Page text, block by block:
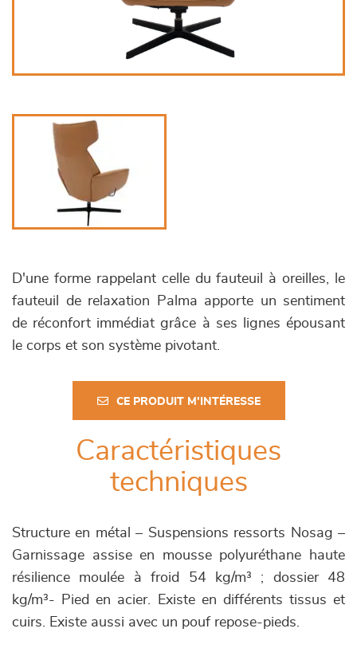
D'une forme rappelant celle du fauteuil à oreilles, le
fauteuil de relaxation Palma apporte un sentiment
de réconfort immédiat grâce à ses lignes épousant
le corps et son système pivotant.
CE PRODUIT M'INTÉRESSE
Caractéristiques
techniques
Structure en métal – Suspensions ressorts Nosag –
Garnissage assise en mousse polyuréthane haute
résilience moulée à froid 54 kg/m³ ; dossier 48
kg/m³- Pied en acier. Existe en différents tissus et
cuirs. Existe aussi avec un pouf repose-pieds.